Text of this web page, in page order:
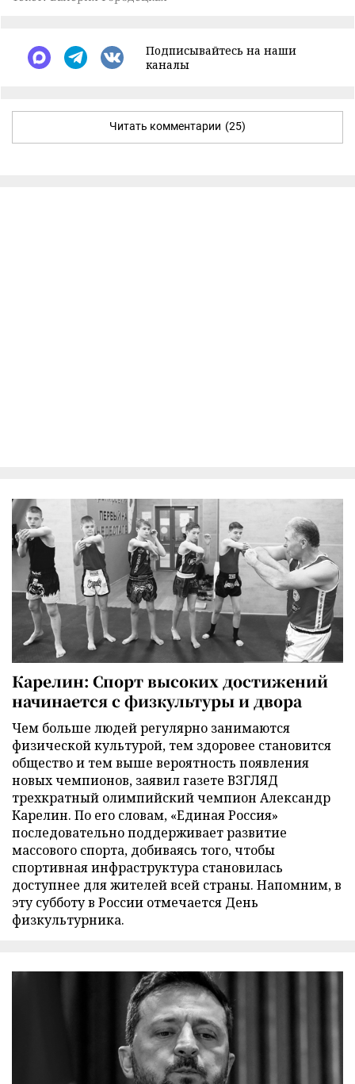
Подписывайтесь на наши
каналы
Читать комментарии (25)
Карелин: Спорт высоких достижений
начинается с физкультуры и двора
Чем больше людей регулярно занимаются
физической культурой, тем здоровее становится
общество и тем выше вероятность появления
новых чемпионов, заявил газете ВЗГЛЯД
трехкратный олимпийский чемпион Александр
Карелин. По его словам, «Единая Россия»
последовательно поддерживает развитие
массового спорта, добиваясь того, чтобы
спортивная инфраструктура становилась
доступнее для жителей всей страны. Напомним, в
эту субботу в России отмечается День
физкультурника.